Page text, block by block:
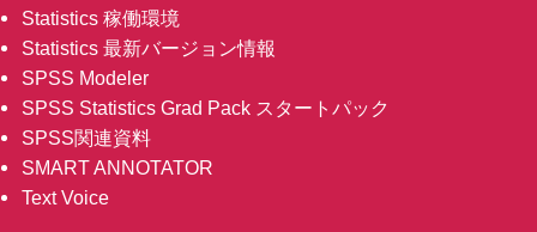
Statistics 稼働環境
Statistics 最新バージョン情報
SPSS Modeler
SPSS Statistics Grad Pack スタートパック
SPSS関連資料
SMART ANNOTATOR
Text Voice